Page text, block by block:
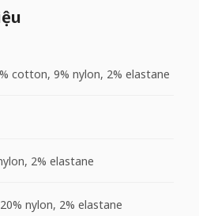
cotton, 9% nylon, 2% elastane
2% elastane
nylon, 2% elastane